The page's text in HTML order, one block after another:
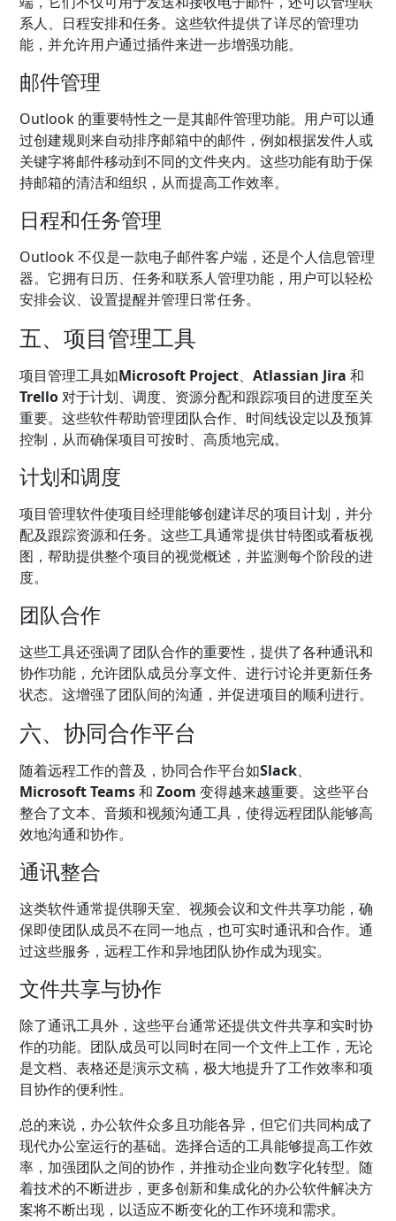
系人、日程安排和任务。这些软件提供了详尽的管理功
能，并允许用户通过插件来进一步增强功能。
邮件管理
Outlook 的重要特性之一是其邮件管理功能。用户可以通
过创建规则来自动排序邮箱中的邮件，例如根据发件人或
关键字将邮件移动到不同的文件夹内。这些功能有助于保
持邮箱的清洁和组织，从而提高工作效率。
日程和任务管理
Outlook 不仅是一款电子邮件客户端，还是个人信息管理
器。它拥有日历、任务和联系人管理功能，用户可以轻松
安排会议、设置提醒并管理日常任务。
五、项目管理工具
项目管理工具如Microsoft Project、Atlassian Jira 和
Trello对于计划、调度、资源分配和跟踪项目的进度至关
重要。这些软件帮助管理团队合作、时间线设定以及预算
控制，从而确保项目可按时、高质地完成。
计划和调度
项目管理软件使项目经理能够创建详尽的项目计划，并分
配及跟踪资源和任务。这些工具通常提供甘特图或看板视
图，帮助提供整个项目的视觉概述，并监测每个阶段的进
度。
团队合作
这些工具还强调了团队合作的重要性，提供了各种通讯和
协作功能，允许团队成员分享文件、进行讨论并更新任务
状态。这增强了团队间的沟通，并促进项目的顺利进行。
六、协同合作平台
随着远程工作的普及，协同合作平台如Slack、
Microsoft Teams和Zoom 变得越来越重要。这些平台
整合了文本、音频和视频沟通工具，使得远程团队能够高
效地沟通和协作。
通讯整合
这类软件通常提供聊天室、视频会议和文件共享功能，确
保即使团队成员不在同一地点，也可实时通讯和合作。通
过这些服务，远程工作和异地团队协作成为现实。
文件共享与协作
除了通讯工具外，这些平台通常还提供文件共享和实时协
作的功能。团队成员可以同时在同一个文件上工作，无论
是文档、表格还是演示文稿，极大地提升了工作效率和项
目协作的便利性。
总的来说，办公软件众多且功能各异，但它们共同构成了
现代办公室运行的基础。选择合适的工具能够提高工作效
率，加强团队之间的协作，并推动企业向数字化转型。随
着技术的不断进步，更多创新和集成化的办公软件解决方
案将不断出现，以适应不断变化的工作环境和需求。